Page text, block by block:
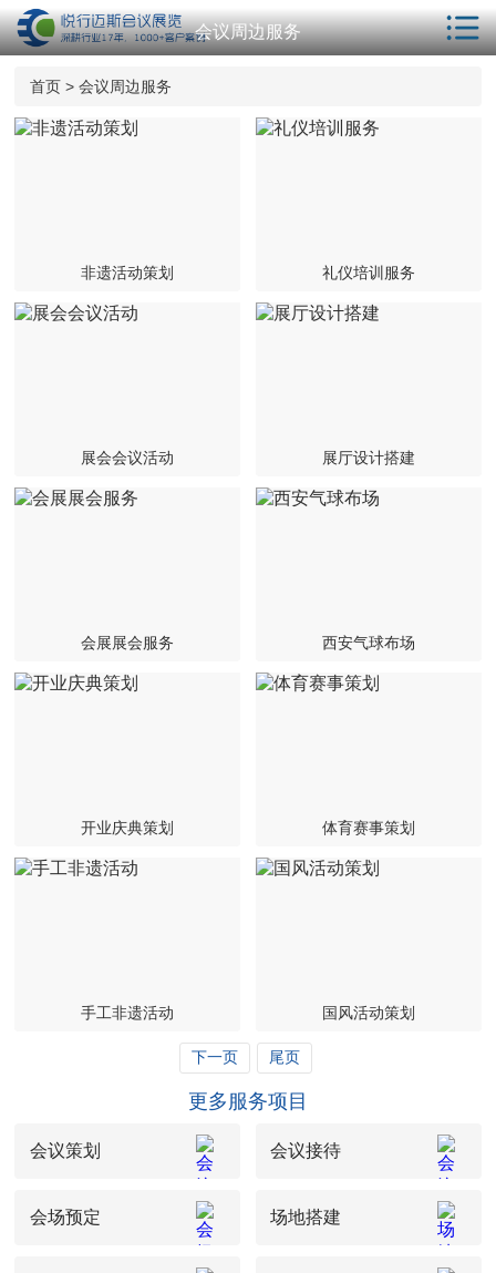
首页
相关服务
客户案例
关于我们
联系我们
会议周边服务
首页> 会议周边服务
非遗活动策划 礼仪培训服务
展会会议活动 展厅设计搭建
会展展会服务 西安气球布场
开业庆典策划 体育赛事策划
手工非遗活动 国风活动策划
下一页 尾页
更多服务项目
会议策划 会议接待
会场预定 场地搭建